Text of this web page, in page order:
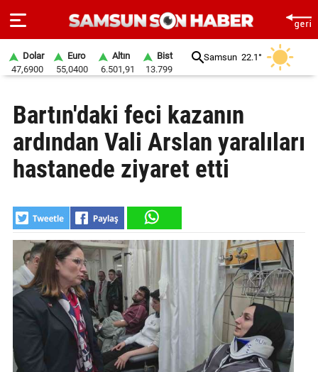
SAYFA
SAMSUN
HABER
GÜNDEM
SİYASET
EKONOMİ
DÜNYA
MAGAZİN
Dolar
47,6900
Euro
55,0400
Altın
6.501,91
Bist
13.799
Samsun 22.1°
Bartın'daki feci kazanın
ardından Vali Arslan yaralıları
hastanede ziyaret etti